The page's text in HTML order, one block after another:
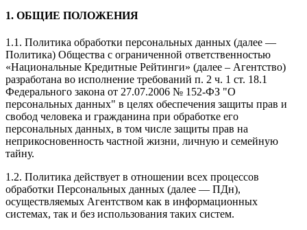
1. ОБЩИЕ ПОЛОЖЕНИЯ
1.1. Политика обработки персональных данных (далее —
Политика) Общества с ограниченной ответственностью
«Национальные Кредитные Рейтинги» (далее – Агентство)
разработана во исполнение требований п. 2 ч. 1 ст. 18.1
Федерального закона от 27.07.2006 № 152-ФЗ "О
персональных данных" в целях обеспечения защиты прав и
свобод человека и гражданина при обработке его
персональных данных, в том числе защиты прав на
неприкосновенность частной жизни, личную и семейную
тайну.
1.2. Политика действует в отношении всех процессов
обработки Персональных данных (далее — ПДн),
осуществляемых Агентством как в информационных
системах, так и без использования таких систем.